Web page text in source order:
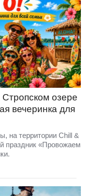
озере
вечеринка для
на территории Chill &
праздник «Провожаем